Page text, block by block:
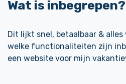
Wat is inbegrepen?
Dit lijkt snel, betaalbaar &
welke functionaliteiten zijn
een website voor mijn